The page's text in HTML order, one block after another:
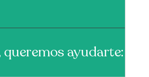
queremos ayudarte: